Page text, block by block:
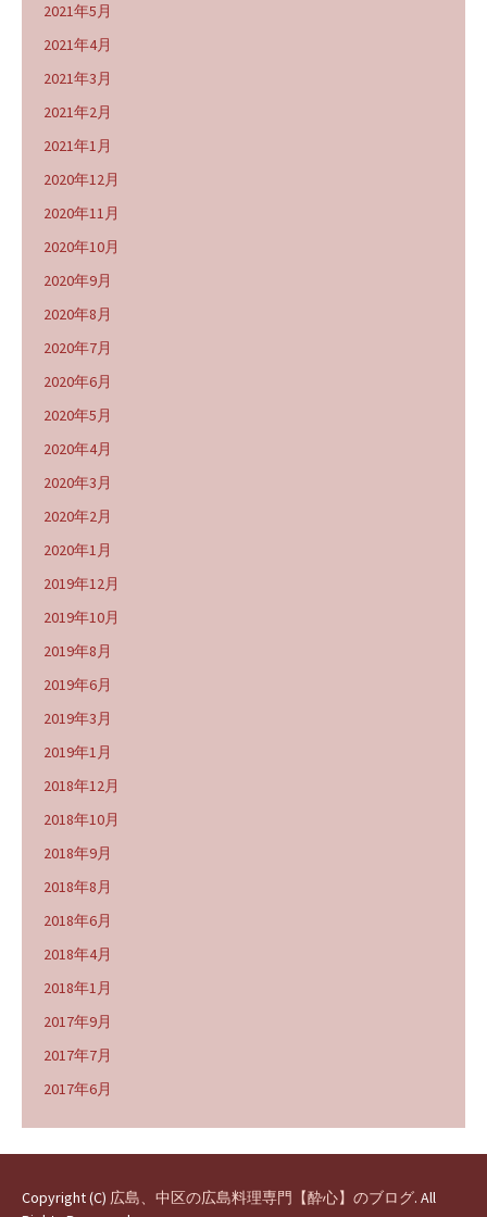
2021年5月
2021年4月
2021年3月
2021年2月
2021年1月
2020年12月
2020年11月
2020年10月
2020年9月
2020年8月
2020年7月
2020年6月
2020年5月
2020年4月
2020年3月
2020年2月
2020年1月
2019年12月
2019年10月
2019年8月
2019年6月
2019年3月
2019年1月
2018年12月
2018年10月
2018年9月
2018年8月
2018年6月
2018年4月
2018年1月
2017年9月
2017年7月
2017年6月
Copyright (C) 広島、中区の広島料理専門【酔心】のブログ. All